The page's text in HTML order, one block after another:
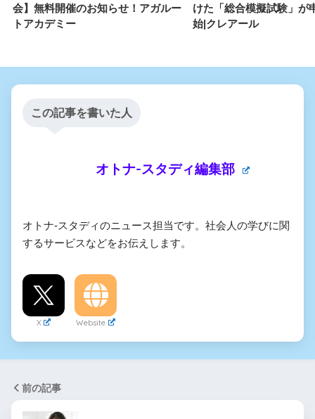
会】無料開催のお知らせ！アガルー
トアカデミー
けた「総合模擬試験」が
始|クレアール
この記事を書いた人
オトナ-スタディ編集部
オトナ-スタディのニュース担当です。社会人の学びに関
するサービスなどをお伝えします。
X Website
前の記事